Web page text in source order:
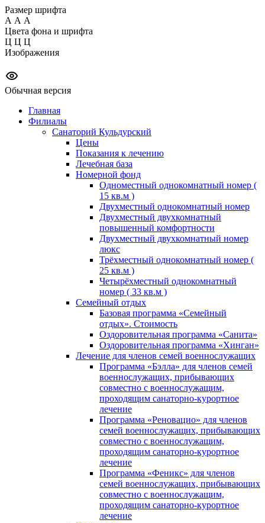
Размер шрифта
А А А
Цвета фона и шрифта
Ц Ц Ц
Изображения
Обычная версия
Главная
Филиалы
Санаторий Кульдурский
Цены
Показания к лечению
Лечебная база
Номерной фонд
Одноместный однокомнатный номер (
15 кв.м )
Двухместный однокомнатный номер
Двухместный двухкомнатный
повышенный комфортности
Двухместный двухкомнатный номер
люкс
Трёхместный однокомнатный номер (
25 кв.м )
Четырёхместный однокомнатный
номер ( 33 кв.м )
Семейный отдых
Базовая программа «Семейный
отдых». Стоимость
Оздоровительная программа «Санита»
Оздоровительная программа «Хинган»
Лечение для членов семей военнослужащих
Программа «Бэлла» для членов семей
военнослужащих, прибывающих
совместно с военнослужащим,
проходящим санаторно-курортное
лечение
Программа «Реновацио» для членов
семей военнослужащих, прибывающих
совместно с военнослужащим,
проходящим санаторно-курортное
лечение
Программа «Феникс» для членов
семей военнослужащих, прибывающих
совместно с военнослужащим,
проходящим санаторно-курортное
лечение